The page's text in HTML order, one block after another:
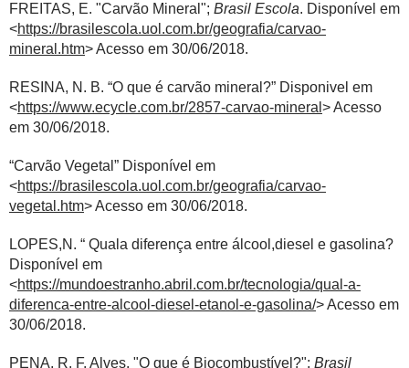
FREITAS, E. "Carvão Mineral"; Brasil Escola. Disponível em
<https://brasilescola.uol.com.br/geografia/carvao-
mineral.htm> Acesso em 30/06/2018.
RESINA, N. B. “O que é carvão mineral?” Disponivel em
<https://www.ecycle.com.br/2857-carvao-mineral > Acesso
em 30/06/2018.
“Carvão Vegetal” Disponível em
<https://brasilescola.uol.com.br/geografia/carvao-
vegetal.htm> Acesso em 30/06/2018.
LOPES,N. “ Quala diferença entre álcool,diesel e gasolina?
Disponível em
<https://mundoestranho.abril.com.br/tecnologia/qual-a-
diferenca-entre-alcool-diesel-etanol-e-gasolina/> Acesso em
30/06/2018.
PENA, R. F. Alves. "O que é Biocombustível?"; Brasil